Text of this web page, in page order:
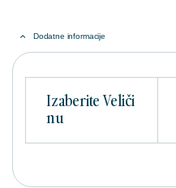
Dodatne informacije
Izaberite Veliči
Nu